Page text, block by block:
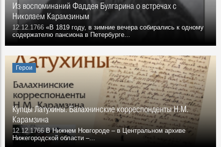
Из воспоминаний Фаддея Булгарина о встречах с
Николаем Карамзиным
12.12.1766 «В 1819 году, в зимние вечера собирались к одному
содержателю пансиона в Петербурге...
Герои
Купцы Латухины. Балахнинские корреспонденты Н.М.
Карамзина
12.12.1766В Нижнем Новгороде – в Центральном ар­хиве
Нижегородской области –...